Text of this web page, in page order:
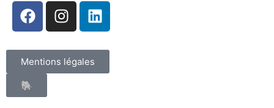
Mentions légales
🐘